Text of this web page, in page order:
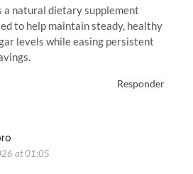
a natural dietary supplement
to help maintain steady, healthy
levels while easing persistent
Responder
at 01:05